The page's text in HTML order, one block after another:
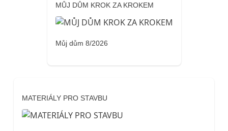
MŮJ DŮM KROK ZA KROKEM
Můj dům 8/2026
MATERIÁLY PRO STAVBU